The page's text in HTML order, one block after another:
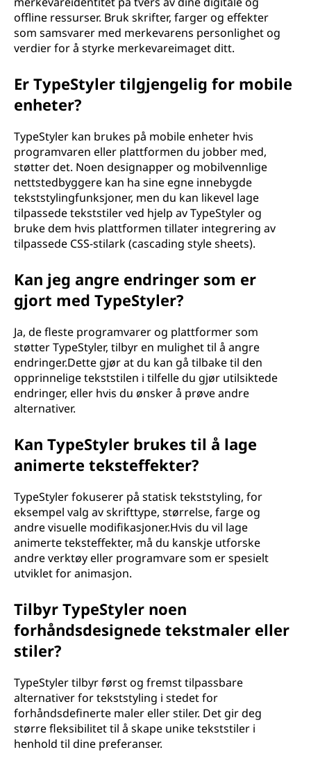
offline ressurser. Bruk skrifter, farger og effekter
som samsvarer med merkevarens personlighet og
verdier for å styrke merkevareimaget ditt.
Er TypeStyler tilgjengelig for mobile
enheter?
TypeStyler kan brukes på mobile enheter hvis
programvaren eller plattformen du jobber med,
støtter det. Noen designapper og mobilvennlige
nettstedbyggere kan ha sine egne innebygde
tekststylingfunksjoner, men du kan likevel lage
tilpassede tekststiler ved hjelp av TypeStyler og
bruke dem hvis plattformen tillater integrering av
tilpassede CSS-stilark (cascading style sheets).
Kan jeg angre endringer som er
gjort med TypeStyler?
Ja, de fleste programvarer og plattformer som
støtter TypeStyler, tilbyr en mulighet til å angre
endringer.Dette gjør at du kan gå tilbake til den
opprinnelige tekststilen i tilfelle du gjør utilsiktede
endringer, eller hvis du ønsker å prøve andre
alternativer.
Kan TypeStyler brukes til å lage
animerte teksteffekter?
TypeStyler fokuserer på statisk tekststyling, for
eksempel valg av skrifttype, størrelse, farge og
andre visuelle modifikasjoner.Hvis du vil lage
animerte teksteffekter, må du kanskje utforske
andre verktøy eller programvare som er spesielt
utviklet for animasjon.
Tilbyr TypeStyler noen
forhåndsdesignede tekstmaler eller
stiler?
TypeStyler tilbyr først og fremst tilpassbare
alternativer for tekststyling i stedet for
forhåndsdefinerte maler eller stiler. Det gir deg
større fleksibilitet til å skape unike tekststiler i
henhold til dine preferanser.